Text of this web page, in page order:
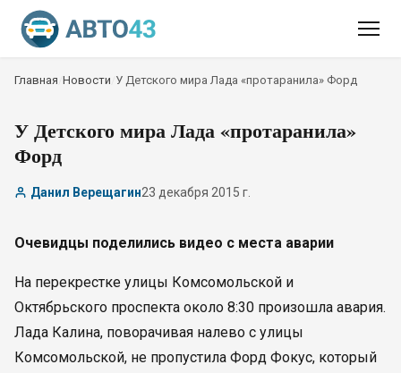
Главная Новости У Детского мира Лада «протаранила» Форд
У Детского мира Лада «протаранила»
Форд
Данил Верещагин23 декабря 2015 г.
Очевидцы поделились видео с места аварии
На перекрестке улицы Комсомольской и
Октябрьского проспекта около 8:30 произошла авария.
Лада Калина, поворачивая налево с улицы
Комсомольской, не пропустила Форд Фокус, который